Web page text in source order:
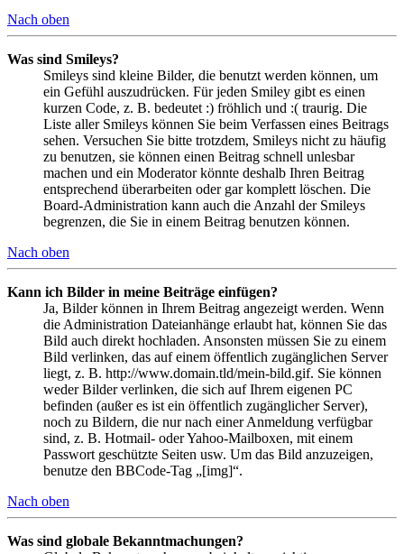
Nach oben
Was sind Smileys?
Smileys sind kleine Bilder, die benutzt werden können, um
ein Gefühl auszudrücken. Für jeden Smiley gibt es einen
kurzen Code, z. B. bedeutet :) fröhlich und :( traurig. Die
Liste aller Smileys können Sie beim Verfassen eines Beitrags
sehen. Versuchen Sie bitte trotzdem, Smileys nicht zu häufig
zu benutzen, sie können einen Beitrag schnell unlesbar
machen und ein Moderator könnte deshalb Ihren Beitrag
entsprechend überarbeiten oder gar komplett löschen. Die
Board-Administration kann auch die Anzahl der Smileys
begrenzen, die Sie in einem Beitrag benutzen können.
Nach oben
Kann ich Bilder in meine Beiträge einfügen?
Ja, Bilder können in Ihrem Beitrag angezeigt werden. Wenn
die Administration Dateianhänge erlaubt hat, können Sie das
Bild auch direkt hochladen. Ansonsten müssen Sie zu einem
Bild verlinken, das auf einem öffentlich zugänglichen Server
liegt, z. B. http://www.domain.tld/mein-bild.gif. Sie können
weder Bilder verlinken, die sich auf Ihrem eigenen PC
befinden (außer es ist ein öffentlich zugänglicher Server),
noch zu Bildern, die nur nach einer Anmeldung verfügbar
sind, z. B. Hotmail- oder Yahoo-Mailboxen, mit einem
Passwort geschützte Seiten usw. Um das Bild anzuzeigen,
benutze den BBCode-Tag „[img]“.
Nach oben
Was sind globale Bekanntmachungen?